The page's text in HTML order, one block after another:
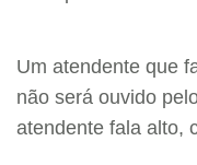
Um atendente que
não será ouvido
atendente fala alto,